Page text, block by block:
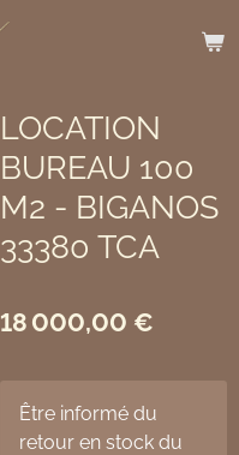
LOCATION
BUREAU 100
M2 - BIGANOS
33380 TCA
18 000,00 €
Être informé du
retour en stock du